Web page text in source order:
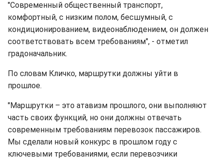
"Современный общественный транспорт,
комфортный, с низким полом, бесшумный, с
кондиционированием, видеонаблюдением, он должен
соответствовать всем требованиям", - отметил
градоначальник.
По словам Кличко, маршрутки должны уйти в
прошлое.
"Маршрутки – это атавизм прошлого, они выполняют
часть своих функций, но они должны отвечать
современным требованиям перевозок пассажиров.
Мы сделали новый конкурс в прошлом году с
ключевыми требованиями, если перевозчики